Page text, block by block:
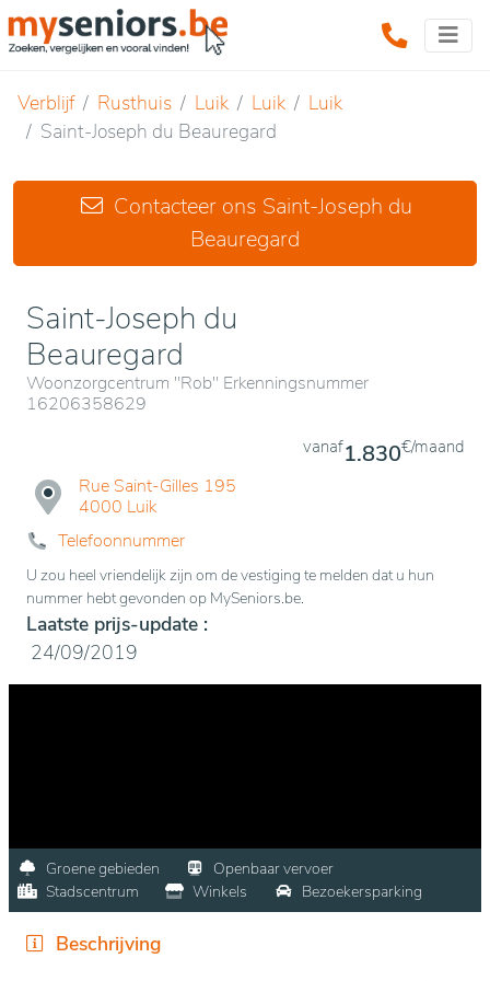
Verblijf Rusthuis Luik Luik
Luik
Saint-Joseph du Beauregard
Saint-Joseph du
Beauregard
Woonzorgcentrum "Rob" Erkenningsnummer
16206358629
Rue Saint-Gilles 195
4000 Luik
vanaf1.830€/maand
Telefoonnummer
U zou heel vriendelijk zijn om de vestiging te melden dat u hun
nummer hebt gevonden op MySeniors.be.
Laatste prijs-update :
24/09/2019
Groene gebieden
Openbaar vervoer
Stadscentrum
Winkels Bezoekersparking
Beschrijving
Contacteer ons Saint-Joseph du
Beauregard